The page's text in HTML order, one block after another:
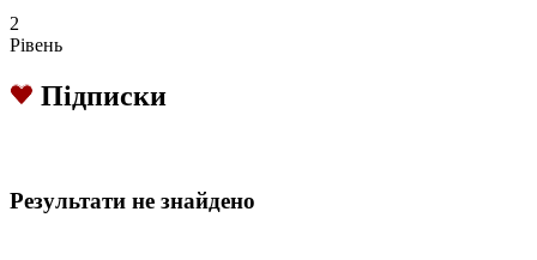
2
Рівень
Підписки
Результати не знайдено